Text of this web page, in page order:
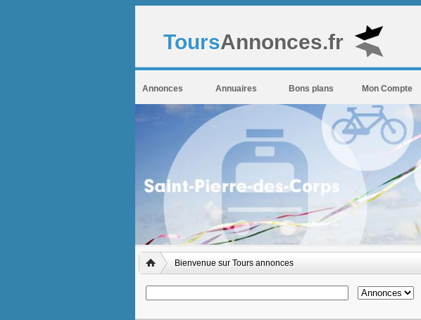
ToursAnnonces.fr
Annonces Annuaires Bons plans Mon Compte
Bienvenue sur Tours annonces